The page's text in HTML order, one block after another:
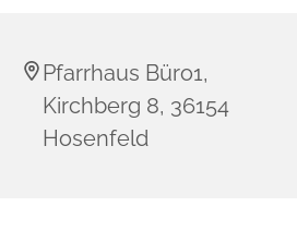
Pfarrhaus Büro1,
Kirchberg 8, 36154
Hosenfeld